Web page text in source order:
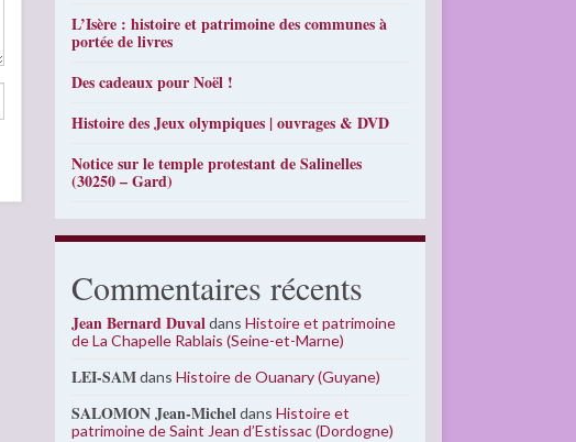
L’Isère : histoire et patrimoine des communes à
portée de livres
Des cadeaux pour Noël !
Histoire des Jeux olympiques | ouvrages & DVD
Notice sur le temple protestant de Salinelles
(30250 – Gard)
Commentaires récents
Jean Bernard DuvaldansHistoire et patrimoine
de La Chapelle Rablais (Seine-et-Marne)
LEI-SAMdansHistoire de Ouanary (Guyane)
SALOMON Jean-MicheldansHistoire et
patrimoine de Saint Jean d’Estissac (Dordogne)